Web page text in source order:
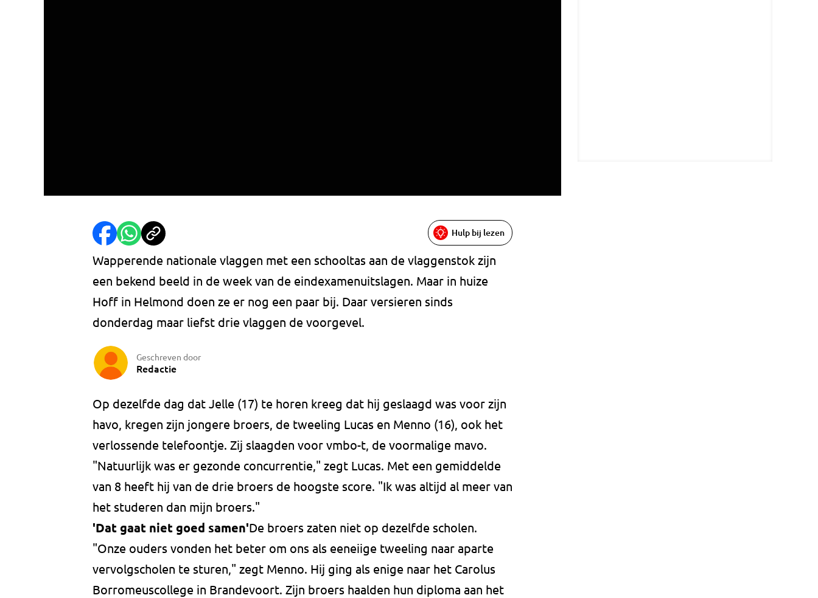
Hulp bij lezen
Wapperende nationale vlaggen met een schooltas aan de vlaggenstok zijn
een bekend beeld in de week van de eindexamenuitslagen. Maar in huize
Hoff in Helmond doen ze er nog een paar bij. Daar versieren sinds
donderdag maar liefst drie vlaggen de voorgevel.
Geschreven door
Redactie
Op dezelfde dag dat Jelle (17) te horen kreeg dat hij geslaagd was voor zijn
havo, kregen zijn jongere broers, de tweeling Lucas en Menno (16), ook het
verlossende telefoontje. Zij slaagden voor vmbo-t, de voormalige mavo.
"Natuurlijk was er gezonde concurrentie," zegt Lucas. Met een gemiddelde
van 8 heeft hij van de drie broers de hoogste score. "Ik was altijd al meer van
het studeren dan mijn broers."
'Dat gaat niet goed samen'De broers zaten niet op dezelfde scholen.
"Onze ouders vonden het beter om ons als eeneiige tweeling naar aparte
vervolgscholen te sturen," zegt Menno. Hij ging als enige naar het Carolus
Borromeuscollege in Brandevoort. Zijn broers haalden hun diploma aan het